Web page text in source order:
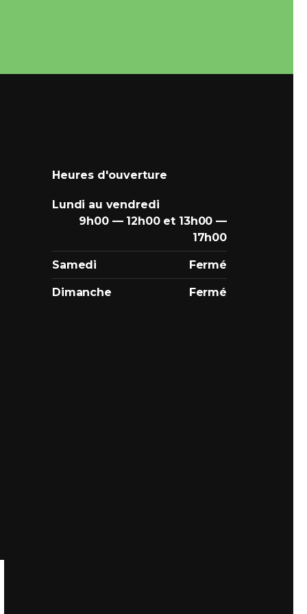
Heures d'ouverture
Lundi au vendredi
9h00 — 12h00 et 13h00 —
17h00
Samedi Fermé
Dimanche Fermé